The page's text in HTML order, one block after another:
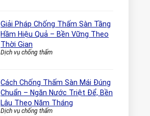
Giải Pháp Chống Thấm Sàn Tầng
Hầm Hiệu Quả – Bền Vững Theo
Thời Gian
Dịch vụ chống thấm
Cách Chống Thấm Sàn Mái Đúng
Chuẩn – Ngăn Nước Triệt Để, Bền
Lâu Theo Năm Tháng
Dịch vụ chống thấm